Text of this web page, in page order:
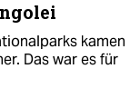
kamen
Das war es für